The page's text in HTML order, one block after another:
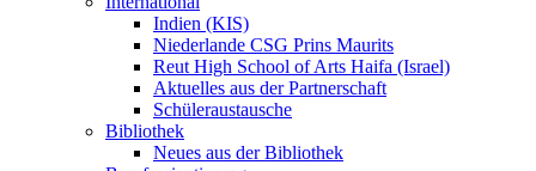
Indien (KIS)
Niederlande CSG Prins Maurits
Reut High School of Arts Haifa (Israel)
Aktuelles aus der Partnerschaft
Schüleraustausche
Bibliothek
Neues aus der Bibliothek